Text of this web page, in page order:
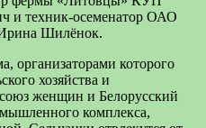
и техник-осеменатор ОАО
Шилёнок.
организаторами которого
хозяйства и
женщин и Белорусский
комплекса,